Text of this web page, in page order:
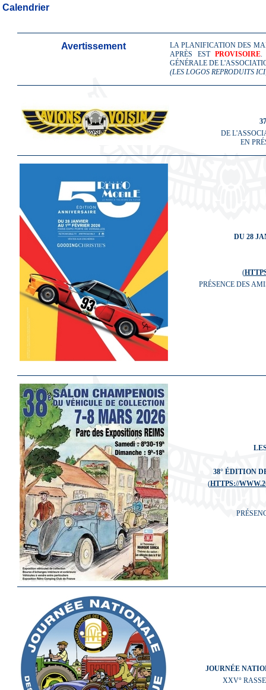
Calendrier
Avertissement
LA PLANIFICATION DES
APRÈS EST PROVISOIRE.
GÉNÉRALE DE
(LES LOGOS REPRODUITS
DE
EN
DU 28
(
PRÉSENCE DES
38° ÉDITION
(HTTPS://
JOURNÉE
XXV°